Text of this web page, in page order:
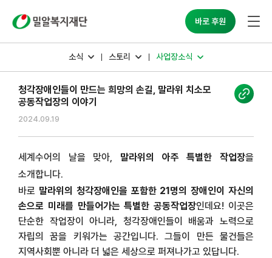
바로 후원
소식 스토리 사업장소식
청각장애인들이 만드는 희망의 손길, 말라위 치소모
공동작업장의 이야기
2024.09.19
세계수어의 날을 맞아, 말라위의 아주 특별한 작업장을
소개합니다.
바로 말라위의 청각장애인을 포함한 21명의 장애인이 자신의
손으로 미래를 만들어가는 특별한 공동작업장인데요! 이곳은
단순한 작업장이 아니라, 청각장애인들이 배움과 노력으로
자립의 꿈을 키워가는 공간입니다. 그들이 만든 물건들은
지역사회뿐 아니라 더 넓은 세상으로 퍼져나가고 있답니다.